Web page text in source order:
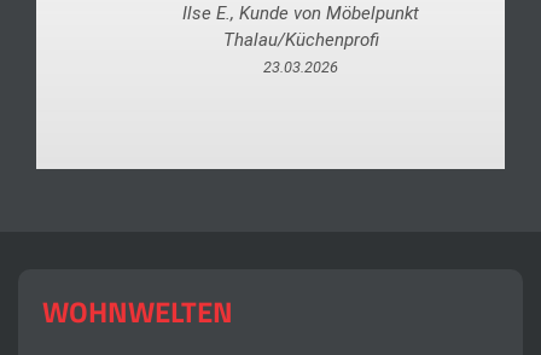
Ilse E., Kunde von Möbelpunkt
Thalau/Küchenprofi
23.03.2026
WOHNWELTEN